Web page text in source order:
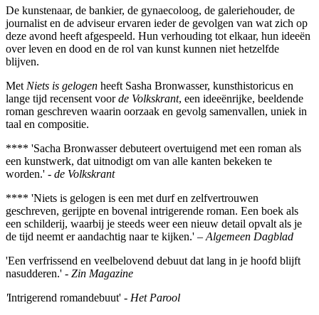
De kunstenaar, de bankier, de gynaecoloog, de galeriehouder, de
journalist en de adviseur ervaren ieder de gevolgen van wat zich op
deze avond heeft afgespeeld. Hun verhouding tot elkaar, hun ideeën
over leven en dood en de rol van kunst kunnen niet hetzelfde
blijven.
MetNiets is gelogen heeft Sasha Bronwasser, kunsthistoricus en
lange tijd recensent voorde Volkskrant, een ideeënrijke, beeldende
roman geschreven waarin oorzaak en gevolg samenvallen, uniek in
taal en compositie.
**** 'Sacha Bronwasser debuteert overtuigend met een roman als
een kunstwerk, dat uitnodigt om van alle kanten bekeken te
worden.' - de Volkskrant
**** 'Niets is gelogen is een met durf en zelfvertrouwen
geschreven, gerijpte en bovenal intrigerende roman. Een boek als
een schilderij, waarbij je steeds weer een nieuw detail opvalt als je
de tijd neemt er aandachtig naar te kijken.' –Algemeen Dagblad
'Een verfrissend en veelbelovend debuut dat lang in je hoofd blijft
nasudderen.' - Zin Magazine
'Intrigerend romandebuut' - Het Parool